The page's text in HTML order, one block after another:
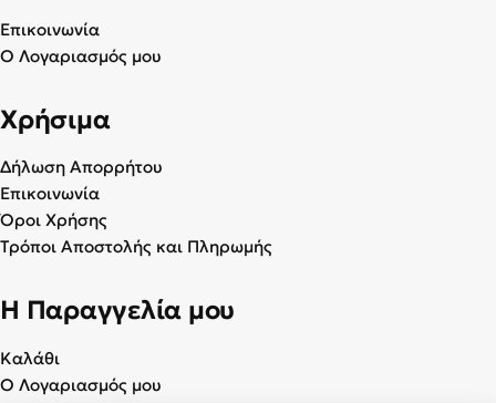
Επικοινωνία
Ο Λογαριασμός μου
Χρήσιμα
Δήλωση Απορρήτου
Επικοινωνία
Όροι Χρήσης
Τρόποι Αποστολής και Πληρωμής
Η Παραγγελία μου
Καλάθι
Ο Λογαριασμός μου